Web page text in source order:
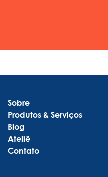
Sobre
Produtos & Serviços
Blog
Ateliê
Contato